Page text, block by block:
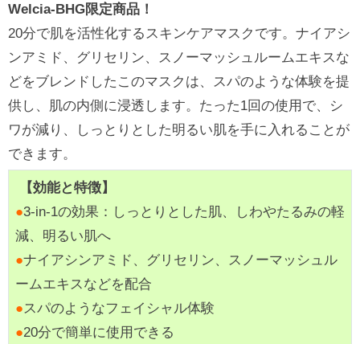
Welcia-BHG限定商品！
20分で肌を活性化するスキンケアマスクです。ナイアシ
ンアミド、グリセリン、スノーマッシュルームエキスな
どをブレンドしたこのマスクは、スパのような体験を提
供し、肌の内側に浸透します。たった1回の使用で、シ
ワが減り、しっとりとした明るい肌を手に入れることが
できます。
【効能と特徴】
●3-in-1の効果：しっとりとした肌、しわやたるみの軽
減、明るい肌へ
●ナイアシンアミド、グリセリン、スノーマッシュル
ームエキスなどを配合
●スパのようなフェイシャル体験
●20分で簡単に使用できる